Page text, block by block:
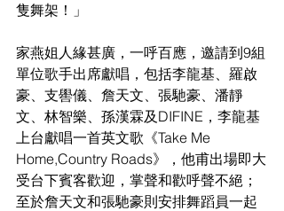
隻舞架！」
家燕姐人緣甚廣，一呼百應，邀請到9組
單位歌手出席獻唱，包括李龍基、羅啟
豪、支嚳儀、詹天文、張馳豪、潘靜
文、林智樂、孫漢霖及DIFINE，李龍基
上台獻唱一首英文歌《Take Me
Home,Country Roads》，他甫出場即大
受台下賓客歡迎，掌聲和歡呼聲不絕；
至於詹天文和張馳豪則安排舞蹈員一起